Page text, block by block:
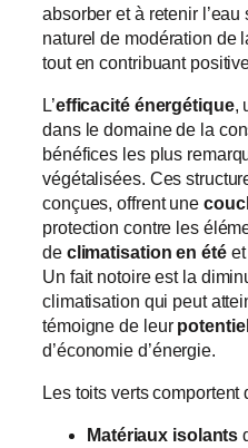
absorber et à retenir
naturel de modération de
tout en contribuant
L’efficacité énergétique,
dans le domaine de la
bénéfices les plus
végétalisées. Ces
conçues, offrent une
protection contre les
de climatisation en étéet
Un fait notoire est la
climatisation qui peut
témoigne de leur
d’économie d’énergie.
Les toits verts
Matériaux isolants